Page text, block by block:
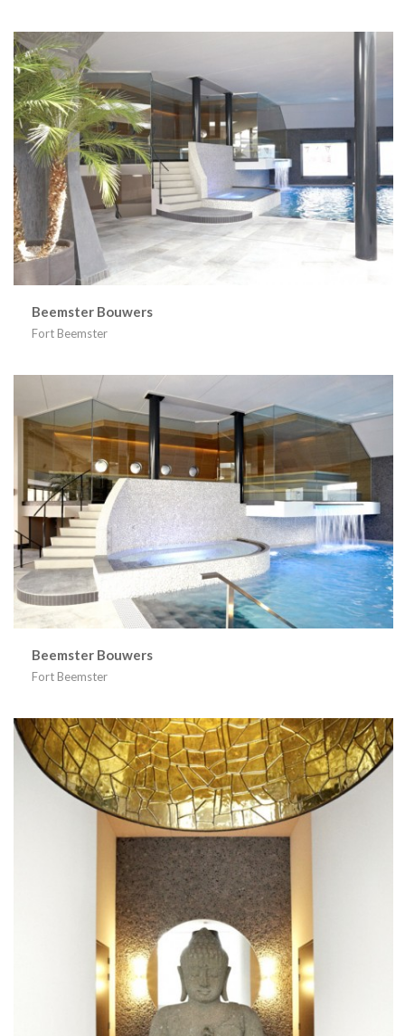
Beemster Bouwers
Fort Beemster
Beemster Bouwers
Fort Beemster